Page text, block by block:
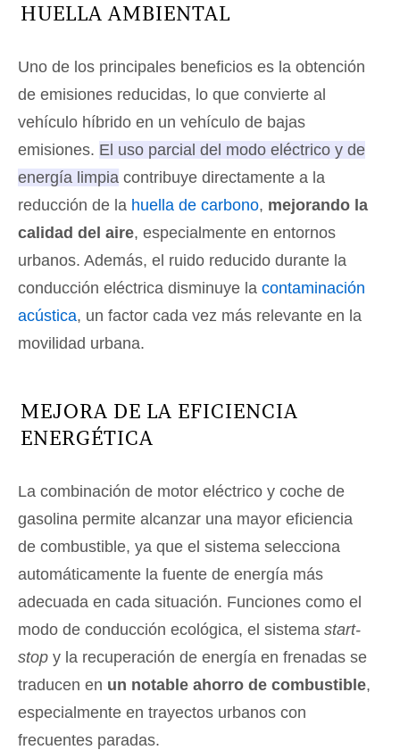
HUELLA AMBIENTAL
Uno de los principales beneficios es la obtención
de emisiones reducidas, lo que convierte al
vehículo híbrido en un vehículo de bajas
emisiones. El uso parcial del modo eléctrico y de
energía limpia contribuye directamente a la
reducción de la huella de carbono, mejorando la
calidad del aire, especialmente en entornos
urbanos. Además, el ruido reducido durante la
conducción eléctrica disminuye la contaminación
acústica, un factor cada vez más relevante en la
movilidad urbana.
MEJORA DE LA EFICIENCIA
ENERGÉTICA
La combinación de motor eléctrico y coche de
gasolina permite alcanzar una mayor eficiencia
de combustible, ya que el sistema selecciona
automáticamente la fuente de energía más
adecuada en cada situación. Funciones como el
modo de conducción ecológica, el sistema start-
stop y la recuperación de energía en frenadas se
traducen en un notable ahorro de combustible,
especialmente en trayectos urbanos con
frecuentes paradas.